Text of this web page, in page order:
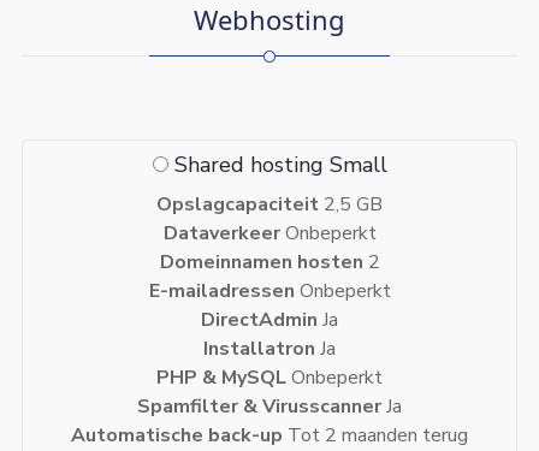
Webhosting
Shared hosting Small
Opslagcapaciteit 2,5 GB
DataverkeerOnbeperkt
Domeinnamen hosten 2
E-mailadressen Onbeperkt
DirectAdmin Ja
Installatron Ja
PHP & MySQLOnbeperkt
Spamfilter & VirusscannerJa
Automatische back-up Tot 2 maanden terug